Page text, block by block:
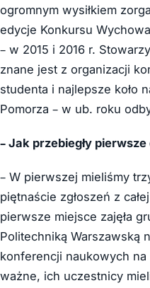
ogromnym wysiłkiem
edycje Konkursu
– w 2015 i 2016 r.
znane jest z organizacji
studenta i najlepsze koło
Pomorza – w ub. roku
– Jak przebiegły
– W pierwszej mieliśmy
piętnaście zgłoszeń z
pierwsze miejsce zajęła
Politechniką Warszawską
konferencji naukowych na
ważne, ich uczestnicy